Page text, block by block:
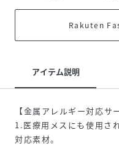
Rakuten
アイテム説明
【金属アレルギー対応サ
1.医療用メスにも使用さ
対応素材。